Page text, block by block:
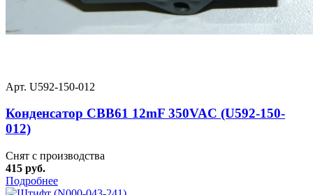
Арт. U592-150-012
Конденсатор CBB61 12mF 350VAC (U592-150-
012)
Снят с производства
415 руб.
Подробнее